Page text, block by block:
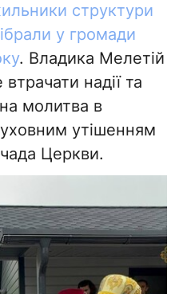
структури
у громади
. Владика Мелетій
надії та
молитва в
утішенням
Церкви.